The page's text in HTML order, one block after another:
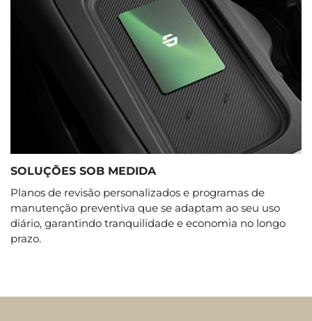
SOLUÇÕES SOB MEDIDA
Planos de revisão personalizados e programas de
manutenção preventiva que se adaptam ao seu uso
diário, garantindo tranquilidade e economia no longo
prazo.